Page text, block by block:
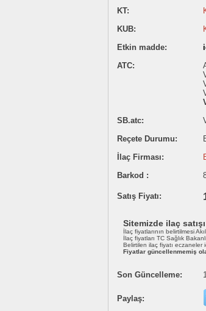
KT:
KUB:
Etkin madde:
ATC:
SB.atc:
Reçete Durumu:
İlaç Firması:
Barkod :
Satış Fiyatı:
Sitemizde ilaç
İlaç fiyatlarının belirtilmesi
İlaç fiyatları TC Sağlık
Belirtilen ilaç fiyatı eczaneler
Fiyatlar güncellenmemiş
Son Güncelleme:
Paylaş: